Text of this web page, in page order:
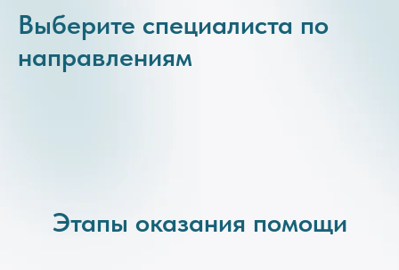
Выберите специалиста по
направлениям
Этапы оказания помощи